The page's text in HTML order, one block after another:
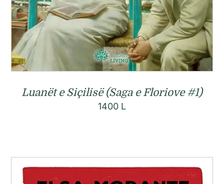
Luanët e Siçilisë (Saga e Floriove #1)
1400 L